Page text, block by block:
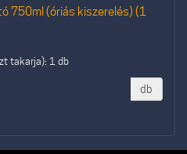
750ml (óriás kiszerelés) (1
takarja): 1 db
db